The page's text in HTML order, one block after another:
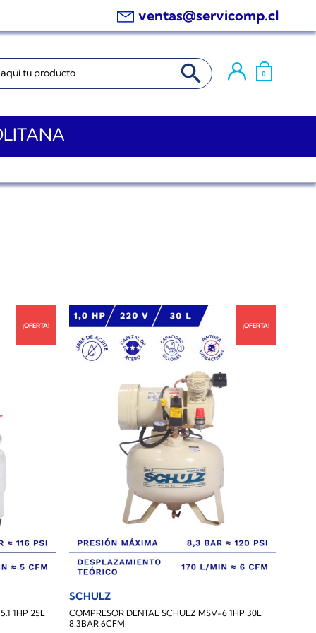
ventas@servicomp.cl
BOTÓN DE BÚSQUEDA
0
¡OFERTA!
1HP 25L
¡OFERTA!
SCHULZ
COMPRESOR DENTAL SCHULZ MSV-6 1HP 30L
8.3BAR 6CFM